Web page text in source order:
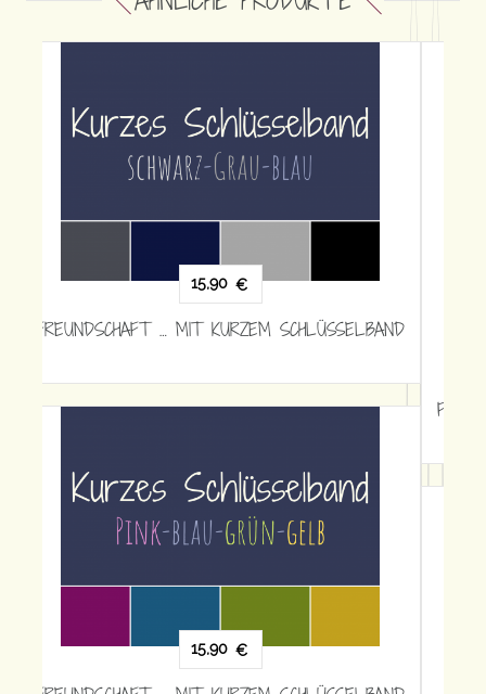
15,90 €
FREUNDSCHAFT … MIT KURZEM SCHLÜSSELBAND
18,90 €